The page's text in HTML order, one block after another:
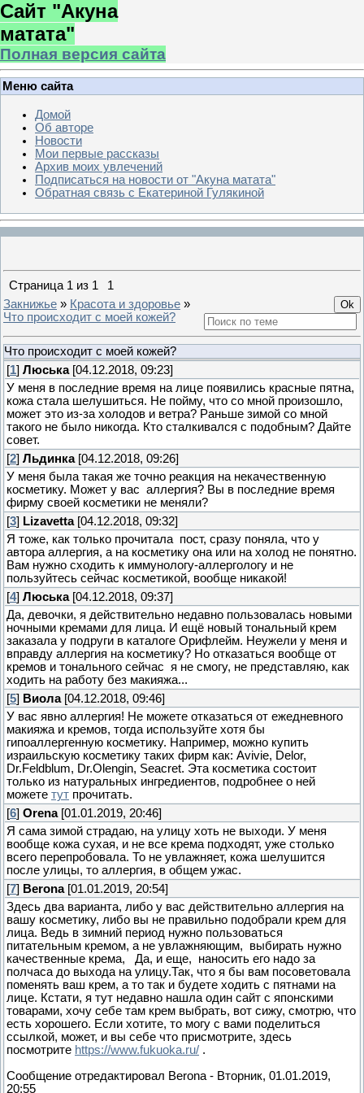
Сайт "Акуна
матата"
Полная версия сайта
Меню сайта
Домой
Об авторе
Новости
Мои первые рассказы
Архив моих увлечений
Подписаться на новости от "Акуна матата"
Обратная связь с Екатериной Гулякиной
Страница 1 из 1
1
Закнижье » Красота и здоровье »
Что происходит с моей кожей?
Что происходит с моей кожей?
[1] Люська[04.12.2018, 09:23]
У меня в последние время на лице появились красные пятна,
кожа стала шелушиться. Не пойму, что со мной произошло,
может это из-за холодов и ветра? Раньше зимой со мной
такого не было никогда. Кто сталкивался с подобным? Дайте
совет.
[2] Льдинка[04.12.2018, 09:26]
У меня была такая же точно реакция на некачественную
косметику. Может у вас аллергия? Вы в последние время
фирму своей косметики не меняли?
[3] Lizavetta[04.12.2018, 09:32]
Я тоже, как только прочитала пост, сразу поняла, что у
автора аллергия, а на косметику она или на холод не понятно.
Вам нужно сходить к иммунологу-аллергологу и не
пользуйтесь сейчас косметикой, вообще никакой!
[4] Люська[04.12.2018, 09:37]
Да, девочки, я действительно недавно пользовалась новыми
ночными кремами для лица. И ещё новый тональный крем
заказала у подруги в каталоге Орифлейм. Неужели у меня и
вправду аллергия на косметику? Но отказаться вообще от
кремов и тонального сейчас я не смогу, не представляю, как
ходить на работу без макияжа...
[5] Виола[04.12.2018, 09:46]
У вас явно аллергия! Не можете отказаться от ежедневного
макияжа и кремов, тогда используйте хотя бы
гипоаллергенную косметику. Например, можно купить
израильскую косметику таких фирм как: Avivie, Delor,
Dr.Feldblum, Dr.Olengin, Seacret. Эта косметика состоит
только из натуральных ингредиентов, подробнее о ней
можете тут прочитать.
[6] Orena[01.01.2019, 20:46]
Я сама зимой страдаю, на улицу хоть не выходи. У меня
вообще кожа сухая, и не все крема подходят, уже столько
всего перепробовала. То не увлажняет, кожа шелушится
после улицы, то аллергия, в общем ужас.
[7] Berona[01.01.2019, 20:54]
Здесь два варианта, либо у вас действительно аллергия на
вашу косметику, либо вы не правильно подобрали крем для
лица. Ведь в зимний период нужно пользоваться
питательным кремом, а не увлажняющим, выбирать нужно
качественные крема, Да, и еще, наносить его надо за
полчаса до выхода на улицу.Так, что я бы вам посоветовала
поменять ваш крем, а то так и будете ходить с пятнами на
лице. Кстати, я тут недавно нашла один сайт с японскими
товарами, хочу себе там крем выбрать, вот сижу, смотрю, что
есть хорошего. Если хотите, то могу с вами поделиться
ссылкой, может, и вы себе что присмотрите, здесь
посмотрите https://www.fukuoka.ru/ .
Сообщение отредактировал Berona - Вторник, 01.01.2019,
20:55